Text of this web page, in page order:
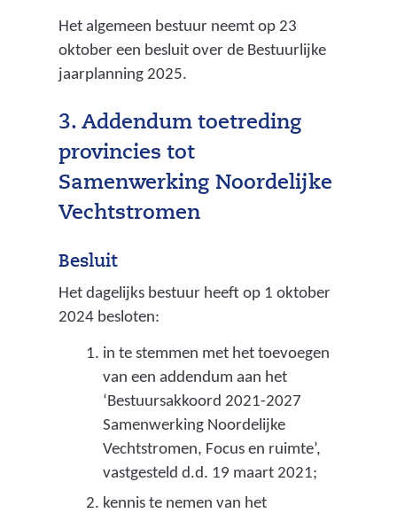
Het algemeen bestuur neemt op 23
oktober een besluit over de Bestuurlijke
jaarplanning 2025.
3. Addendum toetreding
provincies tot
Samenwerking Noordelijke
Vechtstromen
Besluit
Het dagelijks bestuur heeft op 1 oktober
2024 besloten:
in te stemmen met het toevoegen
van een addendum aan het
‘Bestuursakkoord 2021-2027
Samenwerking Noordelijke
Vechtstromen, Focus en ruimte’,
vastgesteld d.d. 19 maart 2021;
kennis te nemen van het